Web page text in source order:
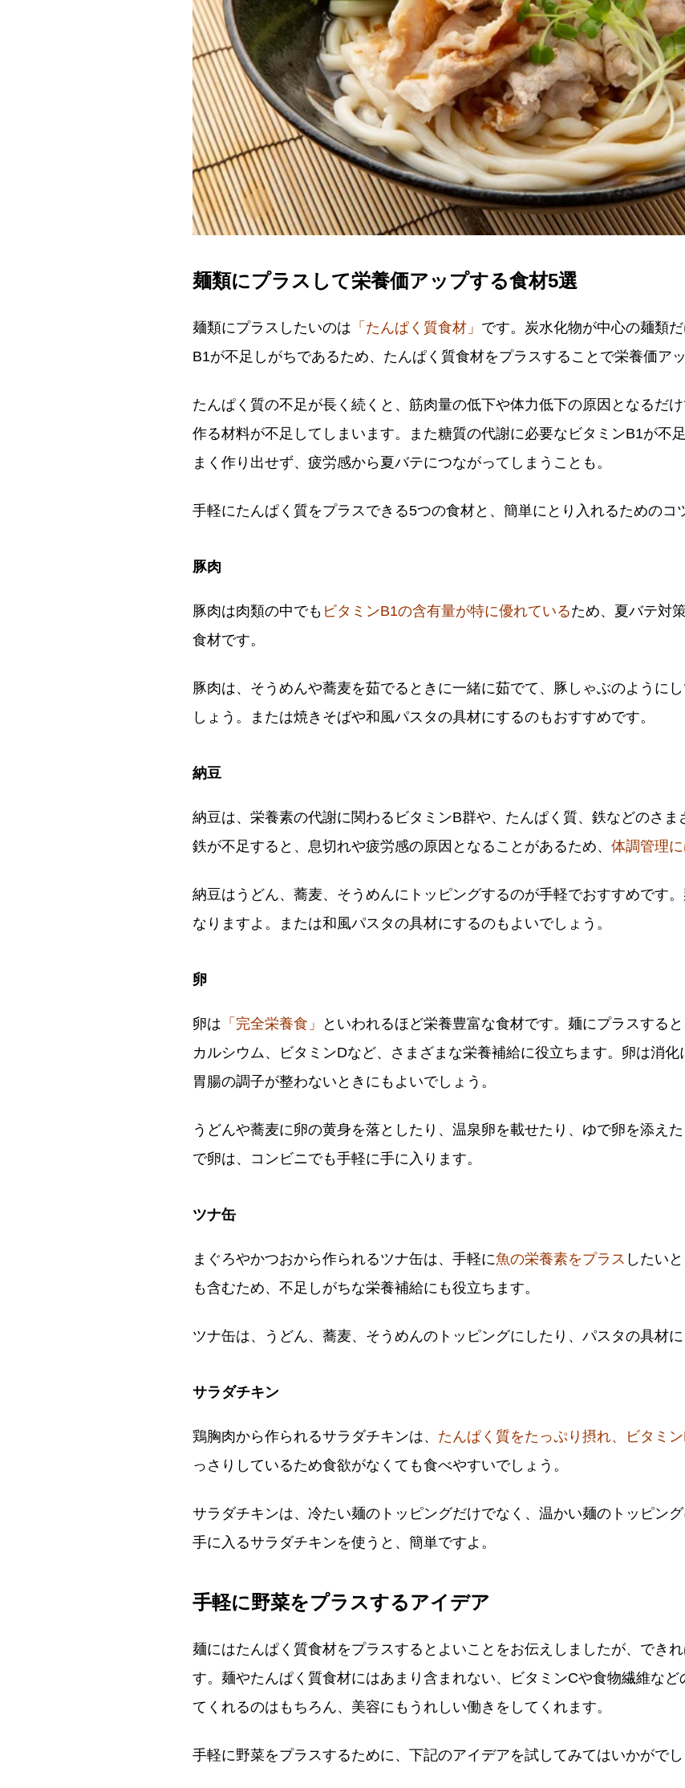
麺類にプラスして栄養価アップする食材5選
麺類にプラスしたいのは 「たんぱく質食材」 です。炭水化物が中心の麺類
B1が不足しがちであるため、たんぱく質食材をプラスすることで栄養価ア
たんぱく質の不足が長く続くと、筋肉量の低下や体力低下の原因となるだ
作る材料が不足してしまいます。また糖質の代謝に必要なビタミンB1が不
まく作り出せず、疲労感から夏バテにつながってしまうことも。
手軽にたんぱく質をプラスできる5つの食材と、簡単にとり入れるためのコ
豚肉
豚肉は肉類の中でも ビタミンB1の含有量が特に優れているため、夏バテ対
食材です。
豚肉は、そうめんや蕎麦を茹でるときに一緒に茹でて、豚しゃぶのように
しょう。または焼きそばや和風パスタの具材にするのもおすすめです。
納豆
納豆は、栄養素の代謝に関わるビタミンB群や、たんぱく質、鉄などのさ
鉄が不足すると、息切れや疲労感の原因となることがあるため、 体調管理
納豆はうどん、蕎麦、そうめんにトッピングするのが手軽でおすすめです
なりますよ。または和風パスタの具材にするのもよいでしょう。
卵
卵は 「完全栄養食」
といわれるほど栄養豊富な食材です。麺にプラスする
カルシウム、ビタミンDなど、さまざまな栄養補給に役立ちます。卵は消
胃腸の調子が整わないときにもよいでしょう。
うどんや蕎麦に卵の黄身を落としたり、温泉卵を載せたり、ゆで卵を添え
で卵は、コンビニでも手軽に手に入ります。
ツナ缶
まぐろやかつおから作られるツナ缶は、手軽に魚の栄養素をプラス したい
も含むため、不足しがちな栄養補給にも役立ちます。
ツナ缶は、うどん、蕎麦、そうめんのトッピングにしたり、パスタの具材に
サラダチキン
鶏胸肉から作られるサラダチキンは、 たんぱく質をたっぷり摂れ、ビタミ
っさりしているため食欲がなくても食べやすいでしょう。
サラダチキンは、冷たい麺のトッピングだけでなく、温かい麺のトッピン
手に入るサラダチキンを使うと、簡単ですよ。
手軽に野菜をプラスするアイデア
麺にはたんぱく質食材をプラスするとよいことをお伝えしましたが、でき
す。麺やたんぱく質食材にはあまり含まれない、ビタミンCや食物繊維など
てくれるのはもちろん、美容にもうれしい働きをしてくれます。
手軽に野菜をプラスするために、下記のアイデアを試してみてはいかがでし